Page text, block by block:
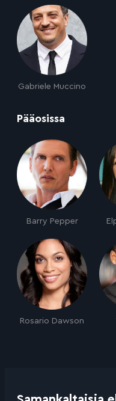
Gabriele Muccino
Pääosissa
Barry Pepper
Rosario Dawson